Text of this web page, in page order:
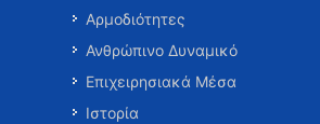
Αρμοδιότητες
Ανθρώπινο Δυναμικό
Επιχειρησιακά Μέσα
Ιστορία